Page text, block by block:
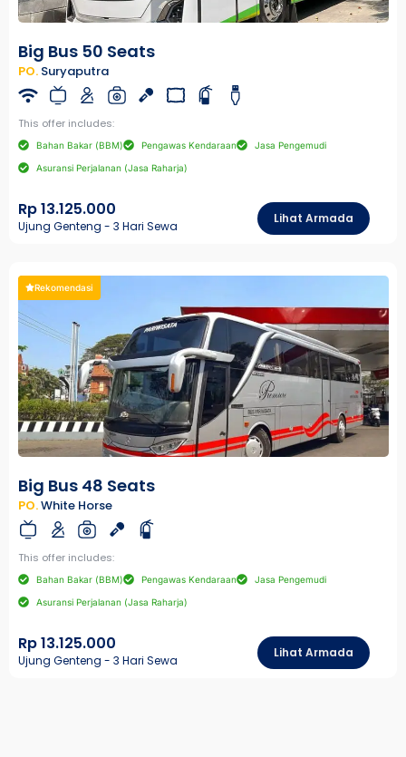
Big Bus 50 Seats
PO. Suryaputra
This offer includes:
Bahan Bakar (BBM) Pengawas Kendaraan Jasa Pengemudi
Asuransi Perjalanan (Jasa Raharja)
Rp 13.125.000
Ujung Genteng - 3 Hari Sewa
Lihat Armada
Rekomendasi
Big Bus 48 Seats
PO.White Horse
This offer includes:
Bahan Bakar (BBM) Pengawas Kendaraan Jasa Pengemudi
Asuransi Perjalanan (Jasa Raharja)
Rp 13.125.000
Ujung Genteng - 3 Hari Sewa
Lihat Armada